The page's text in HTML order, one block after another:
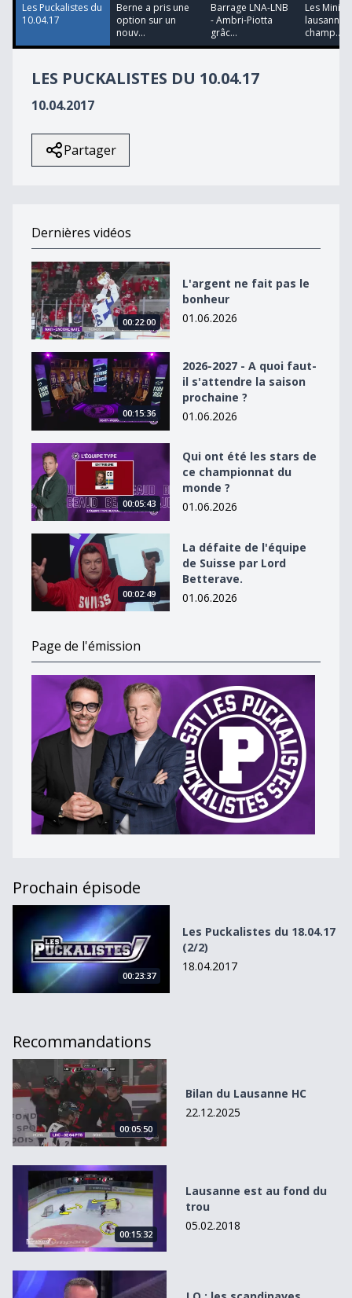
17
seconds
Les Puckalistes du
10.04.17
Berne a pris une
option sur un
nouv...
Barrage LNA-LNB
- Ambri-Piotta
grâc...
Les Minis
champ...
LES PUCKALISTES DU 10.04.17
10.04.2017
Partager
Dernières vidéos
L&#039;argent ne fait pas le bonheur
00:22:00
L'argent ne fait pas le
bonheur
01.06.2026
2026-2027 - A quoi faut-il s&#039;attendre la saison
00:15:36
2026-2027 - A quoi faut-
il s'attendre la saison
prochaine ?
01.06.2026
Qui ont été les stars de ce championnat du monde ?
00:05:43
Qui ont été les stars de
ce championnat du
monde ?
01.06.2026
La défaite de l&#039;équipe de Suisse par Lord
00:02:49
La défaite de l'équipe
de Suisse par Lord
Betterave.
01.06.2026
Page de l'émission
Prochain épisode
Les Puckalistes du 18.04.17 (2/2)
00:23:37
Les Puckalistes du 18.04.17
(2/2)
18.04.2017
Recommandations
Bilan du Lausanne HC
00:05:50
Bilan du Lausanne HC
22.12.2025
Lausanne est au fond du trou
00:15:32
Lausanne est au fond du
trou
05.02.2018
J.O.: les scandinaves favoris